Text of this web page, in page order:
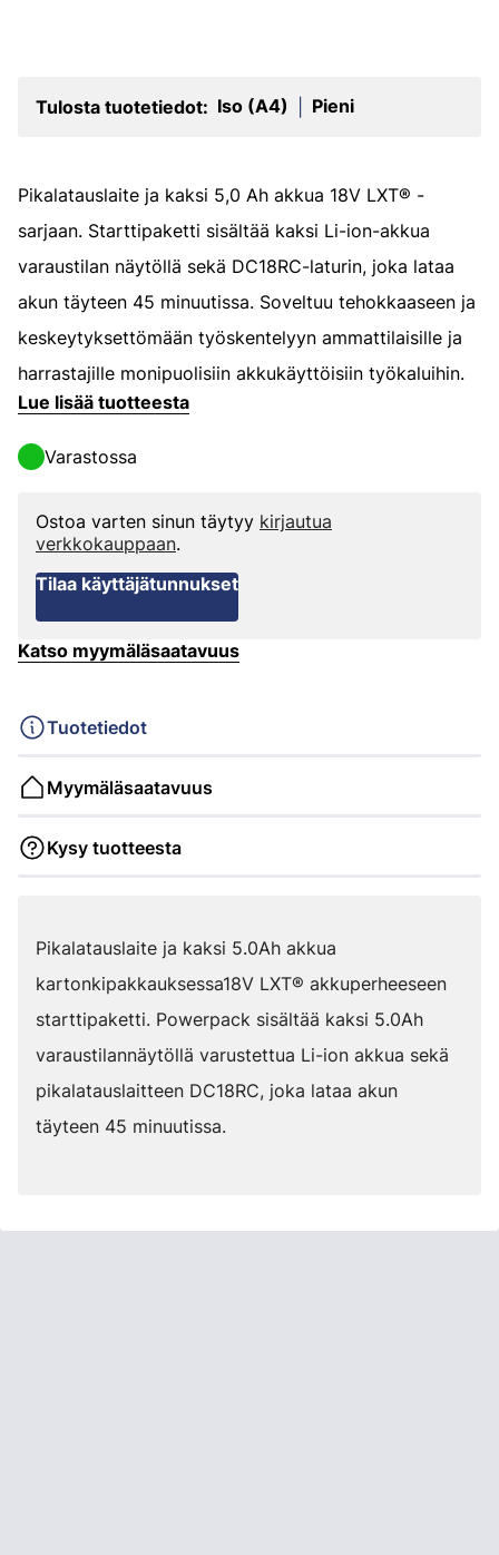
Tulosta tuotetiedot: Iso (A4) Pieni
Pikalatauslaite ja kaksi 5,0 Ah akkua 18V LXT® -
sarjaan. Starttipaketti sisältää kaksi Li-ion-akkua
varaustilan näytöllä sekä DC18RC-laturin, joka lataa
akun täyteen 45 minuutissa. Soveltuu tehokkaaseen ja
keskeytyksettömään työskentelyyn ammattilaisille ja
harrastajille monipuolisiin akkukäyttöisiin työkaluihin.
Lue lisää tuotteesta
Varastossa
Ostoa varten sinun täytyy kirjautua
verkkokauppaan.
Tilaa käyttäjätunnukset
Katso myymäläsaatavuus
Tuotetiedot
Myymäläsaatavuus
Kysy tuotteesta
Pikalatauslaite ja kaksi 5.0Ah akkua
kartonkipakkauksessa18V LXT® akkuperheeseen
starttipaketti. Powerpack sisältää kaksi 5.0Ah
varaustilannäytöllä varustettua Li-ion akkua sekä
pikalatauslaitteen DC18RC, joka lataa akun
täyteen 45 minuutissa.